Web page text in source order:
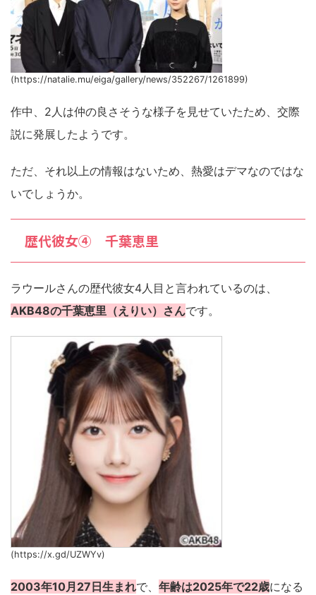
(https://natalie.mu/eiga/gallery/news/352267/1261899)
作中、2人は仲の良さそうな様子を見せていたため、交際
説に発展したようです。
ただ、それ以上の情報はないため、熱愛はデマなのではな
いでしょうか。
歴代彼女④ 千葉恵里
ラウールさんの歴代彼女4人目と言われているのは、
AKB48の千葉恵里（えりい）さんです。
(https://x.gd/UZWYv)
2003年10月27日生まれで、 年齢は2025年で22歳になる